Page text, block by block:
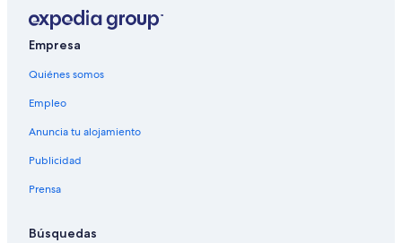
Empresa
Quiénes somos
Empleo
Anuncia tu alojamiento
Publicidad
Prensa
Búsquedas